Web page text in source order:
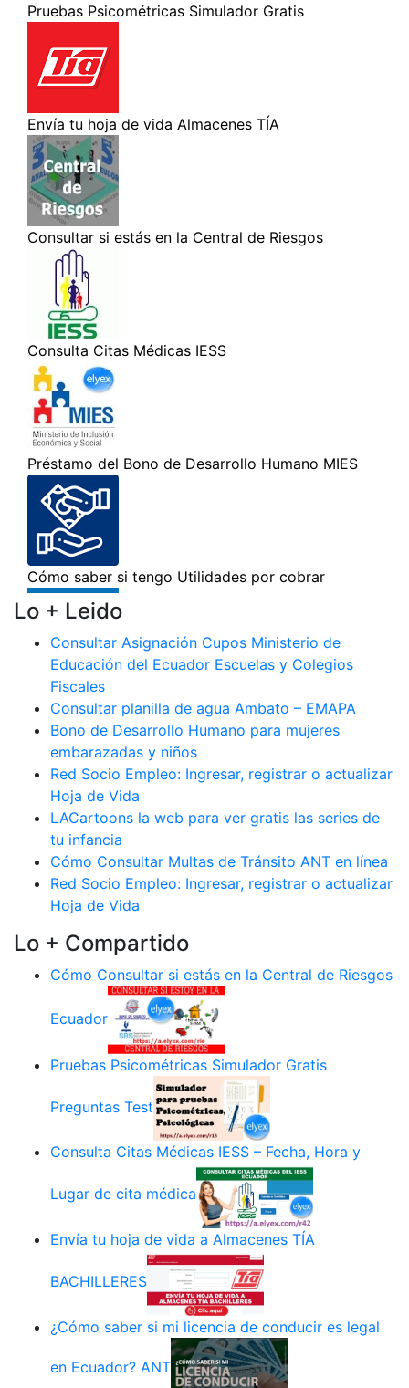
Lo + Leido
Consultar Asignación Cupos Ministerio de
Educación del Ecuador Escuelas y Colegios
Fiscales
Consultar planilla de agua Ambato – EMAPA
Bono de Desarrollo Humano para mujeres
embarazadas y niños
Red Socio Empleo: Ingresar, registrar o actualizar
Hoja de Vida
LACartoons la web para ver gratis las series de
tu infancia
Cómo Consultar Multas de Tránsito ANT en línea
Red Socio Empleo: Ingresar, registrar o actualizar
Hoja de Vida
Lo + Compartido
Cómo Consultar si estás en la Central de Riesgos
Ecuador
Pruebas Psicométricas Simulador Gratis
Preguntas Test
Consulta Citas Médicas IESS – Fecha, Hora y
Lugar de cita médica
Envía tu hoja de vida a Almacenes TÍA
BACHILLERES
¿Cómo saber si mi licencia de conducir es legal
en Ecuador? ANT